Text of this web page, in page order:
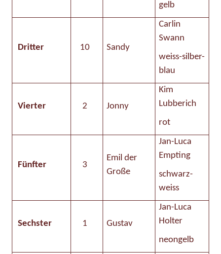
gelb
Dritter 10 Sandy
Carlin
Swann
weiss-silber-
blau
Vierter 2 Jonny
Kim
Lubberich
rot
Fünfter 3
Emil der
Große
Jan-Luca
Empting
schwarz-
weiss
Sechster 1 Gustav
Jan-Luca
Holter
neongelb